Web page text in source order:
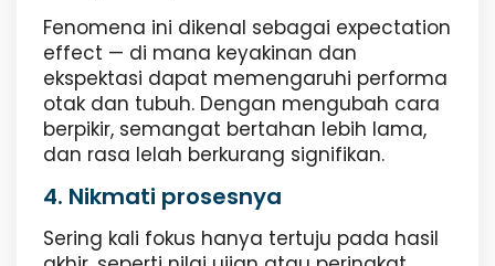
Fenomena ini dikenal sebagai expectation
effect — di mana keyakinan dan
ekspektasi dapat memengaruhi performa
otak dan tubuh. Dengan mengubah cara
berpikir, semangat bertahan lebih lama,
dan rasa lelah berkurang signifikan.
4. Nikmati prosesnya
Sering kali fokus hanya tertuju pada hasil